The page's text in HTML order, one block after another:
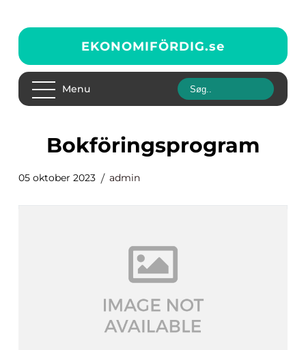
EKONOMIFÖRDIG.se
Menu
bokföringsprogram
05 oktober 2023 admin